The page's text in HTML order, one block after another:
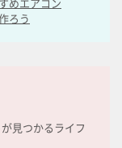
ろう
見つかるライフ